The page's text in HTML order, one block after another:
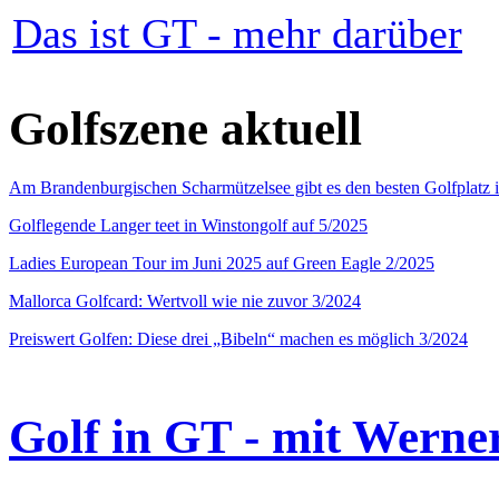
Das ist GT - mehr darüber
Golfszene aktuell
Am Brandenburgischen Scharmützelsee gibt es den besten
Golflegende Langer teet in Winstongolf auf 5/2025
Ladies European Tour im Juni 2025 auf Green Eagle 2/2025
Mallorca Golfcard: Wertvoll wie nie zuvor 3/2024
Preiswert Golfen: Diese drei „Bibeln“ machen es möglich 3/2024
Golf in GT - mit